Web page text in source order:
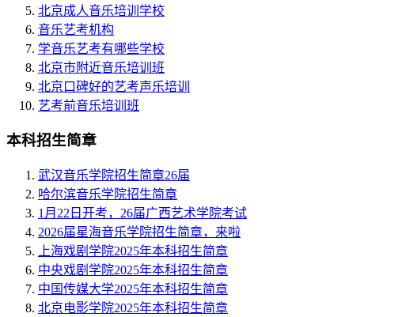
北京成人音乐培训学校
音乐艺考机构
学音乐艺考有哪些学校
北京市附近音乐培训班
北京口碑好的艺考声乐培训
艺考前音乐培训班
本科招生简章
武汉音乐学院招生简章26届
哈尔滨音乐学院招生简章
1月22日开考，26届广西艺术学院考试
2026届星海音乐学院招生简章，来啦
上海戏剧学院2025年本科招生简章
中央戏剧学院2025年本科招生简章
中国传媒大学2025年本科招生简章
北京电影学院2025年本科招生简章